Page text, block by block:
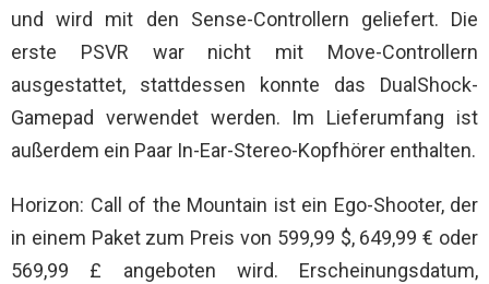
und wird mit den Sense-Controllern geliefert. Die
erste PSVR war nicht mit Move-Controllern
ausgestattet, stattdessen konnte das DualShock-
Gamepad verwendet werden. Im Lieferumfang ist
außerdem ein Paar In-Ear-Stereo-Kopfhörer enthalten.
Horizon: Call of the Mountain ist ein Ego-Shooter, der
in einem Paket zum Preis von 599,99 $, 649,99 € oder
569,99 £ angeboten wird. Erscheinungsdatum,